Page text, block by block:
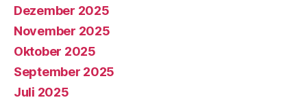
Dezember 2025
November 2025
Oktober 2025
September 2025
Juli 2025